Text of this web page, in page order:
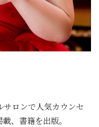
サロンで人気カウンセ
、書籍を出版。